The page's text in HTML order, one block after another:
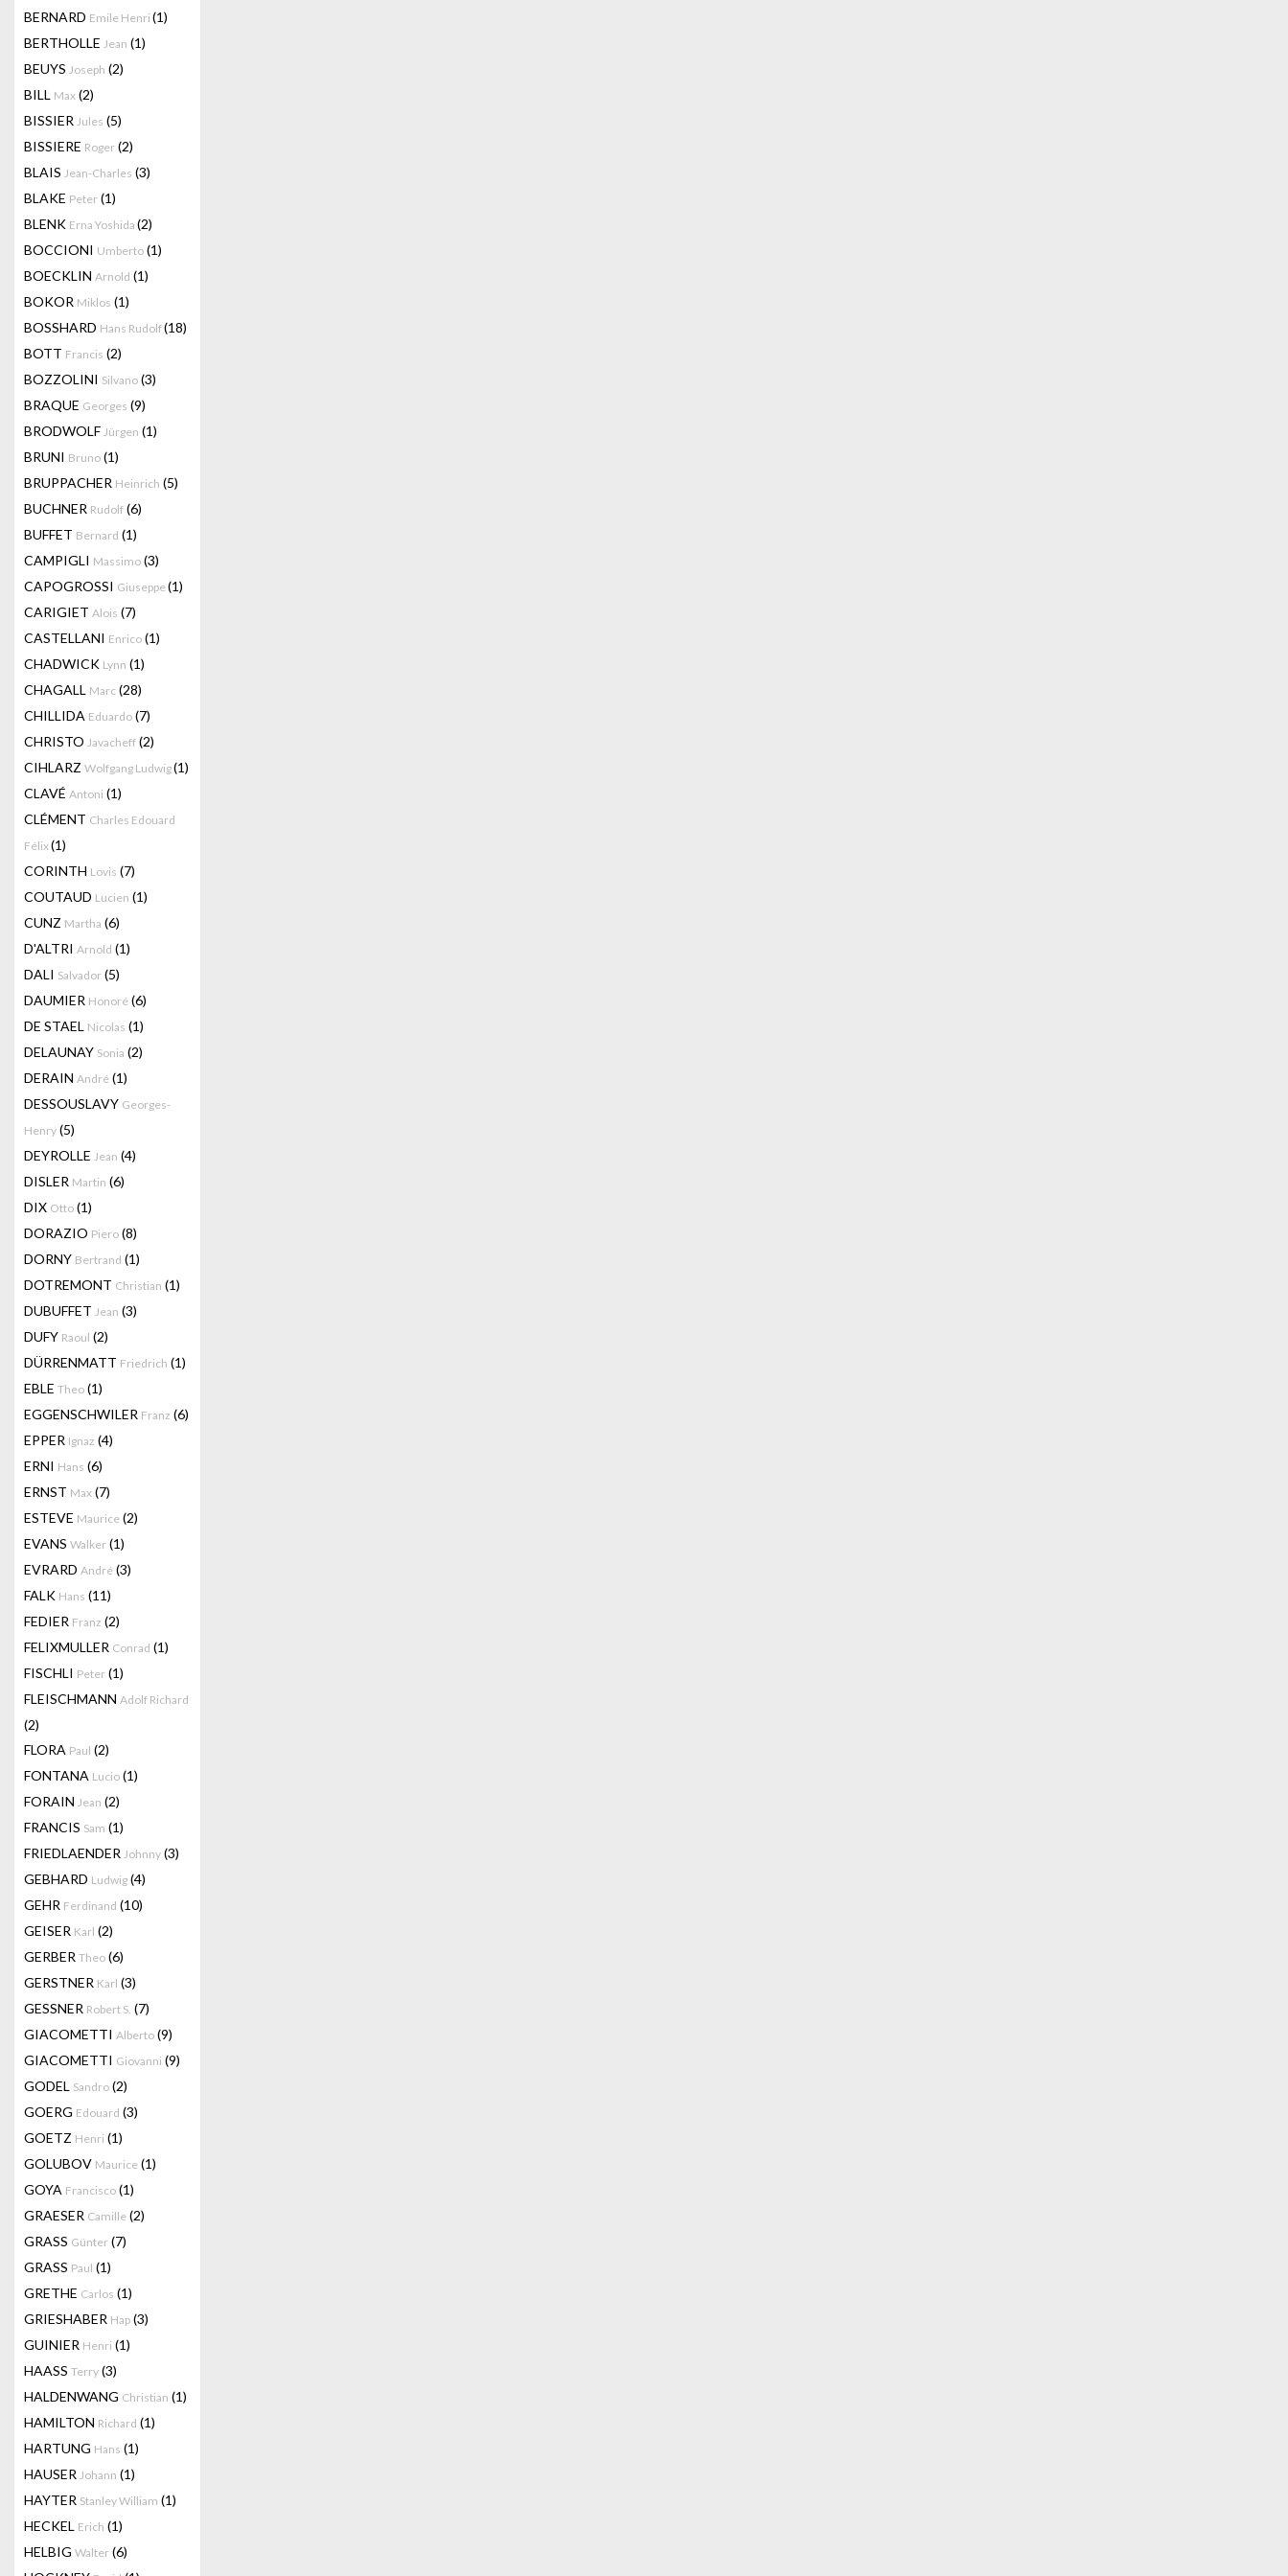
BERNARD Emile Henri (1)
BERTHOLLE Jean (1)
BEUYS Joseph (2)
BILL Max (2)
BISSIER Jules (5)
BISSIERE Roger (2)
BLAIS Jean-Charles (3)
BLAKE Peter (1)
BLENK Erna Yoshida (2)
BOCCIONI Umberto (1)
BOECKLIN Arnold (1)
BOKOR Miklos (1)
BOSSHARD Hans Rudolf(18)
BOTT Francis (2)
BOZZOLINI Silvano (3)
BRAQUE Georges (9)
BRODWOLF Jürgen (1)
BRUNI Bruno (1)
BRUPPACHER Heinrich (5)
BUCHNER Rudolf (6)
BUFFET Bernard (1)
CAMPIGLI Massimo (3)
CAPOGROSSI Giuseppe(1)
CARIGIET Alois (7)
CASTELLANI Enrico (1)
CHADWICK Lynn (1)
CHAGALL Marc (28)
CHILLIDA Eduardo (7)
CHRISTO Javacheff (2)
CIHLARZ Wolfgang Ludwig(1)
CLAVÉ Antoni (1)
CLÉMENT Charles Edouard
Félix(1)
CORINTH Lovis (7)
COUTAUD Lucien (1)
CUNZ Martha (6)
D'ALTRI Arnold (1)
DALI Salvador (5)
DAUMIER Honoré (6)
DE STAEL Nicolas (1)
DELAUNAY Sonia (2)
DERAIN André (1)
DESSOUSLAVY Georges-
Henry (5)
DEYROLLE Jean (4)
DISLER Martin (6)
DIX Otto (1)
DORAZIO Piero (8)
DORNY Bertrand (1)
DOTREMONT Christian (1)
DUBUFFET Jean (3)
DUFY Raoul (2)
DÜRRENMATT Friedrich (1)
EBLE Theo (1)
EGGENSCHWILER Franz (6)
EPPER Ignaz (4)
ERNI Hans (6)
ERNST Max (7)
ESTEVE Maurice (2)
EVANS Walker (1)
EVRARD André (3)
FALK Hans (11)
FEDIER Franz (2)
FELIXMULLER Conrad (1)
FISCHLI Peter (1)
FLEISCHMANN Adolf Richard
(2)
FLORA Paul (2)
FONTANA Lucio (1)
FORAIN Jean (2)
FRANCIS Sam (1)
FRIEDLAENDER Johnny (3)
GEBHARD Ludwig (4)
GEHR Ferdinand (10)
GEISER Karl (2)
GERBER Theo (6)
GERSTNER Karl (3)
GESSNER Robert S. (7)
GIACOMETTI Alberto (9)
GIACOMETTI Giovanni (9)
GODEL Sandro (2)
GOERG Edouard (3)
GOETZ Henri (1)
GOLUBOV Maurice (1)
GOYA Francisco (1)
GRAESER Camille (2)
GRASS Günter (7)
GRASS Paul (1)
GRETHE Carlos (1)
GRIESHABER Hap (3)
GUINIER Henri (1)
HAASS Terry (3)
HALDENWANG Christian (1)
HAMILTON Richard (1)
HARTUNG Hans (1)
HAUSER Johann (1)
HAYTER Stanley William (1)
HECKEL Erich (1)
HELBIG Walter (6)